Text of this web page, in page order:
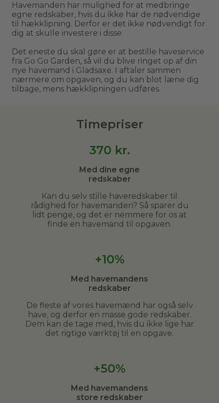
Havemanden har mulighed for at medbringe
egne redskaber, hvis du ikke har de nødvendige
til hækklipning. Derfor er det ikke nødvendigt for
dig at skulle investere i disse.
Det eneste du skal gøre er at bestille haveservice
fra Go Go Garden, så vil du blive ringet op af din
nye havemand i Gladsaxe. I aftaler sammen
nærmere om opgaven, og du kan blot læne dig
tilbage, mens hækklipningen udføres.
Timepriser
370 kr.
Med dine egne
redskaber
Kan du selv stille haveredskaber til
rådighed for havemanden? Så sparer du
lidt penge, og det er nemmere for os at
finde en havemand til opgaven.
+10%
Med havemandens
redskaber
De fleste af vores havemænd har også selv
have, og derfor en masse gode redskaber.
Dem kan de tage med, hvis du ikke lige har
det rigtige værktøj til en opgave.
+50%
Med havemandens
store redskaber